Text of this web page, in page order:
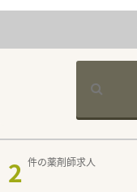
2 件の薬剤師求人